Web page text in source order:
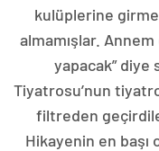
kulüplerine
almamışlar.
yapacak”
Tiyatrosu’nun
filtreden
Hikayenin en başı